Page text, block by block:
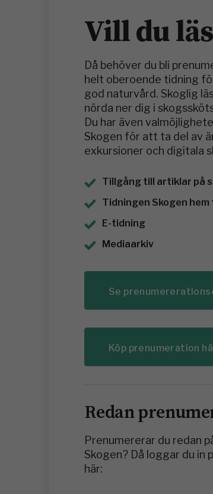
Vill du
Då behöver du bli
helt oberoende tidning
god naturvård. Skoglig
nörda ner dig i
Du har även
Skogen för att ta del av
exkursioner och digitala
Tillgång till artiklar på
Tidningen Skogen hem
E-tidning
Mediaarkiv
Se
Köp prenumeration
Redan
Prenumererar du redan
Skogen? Då loggar du in
här: